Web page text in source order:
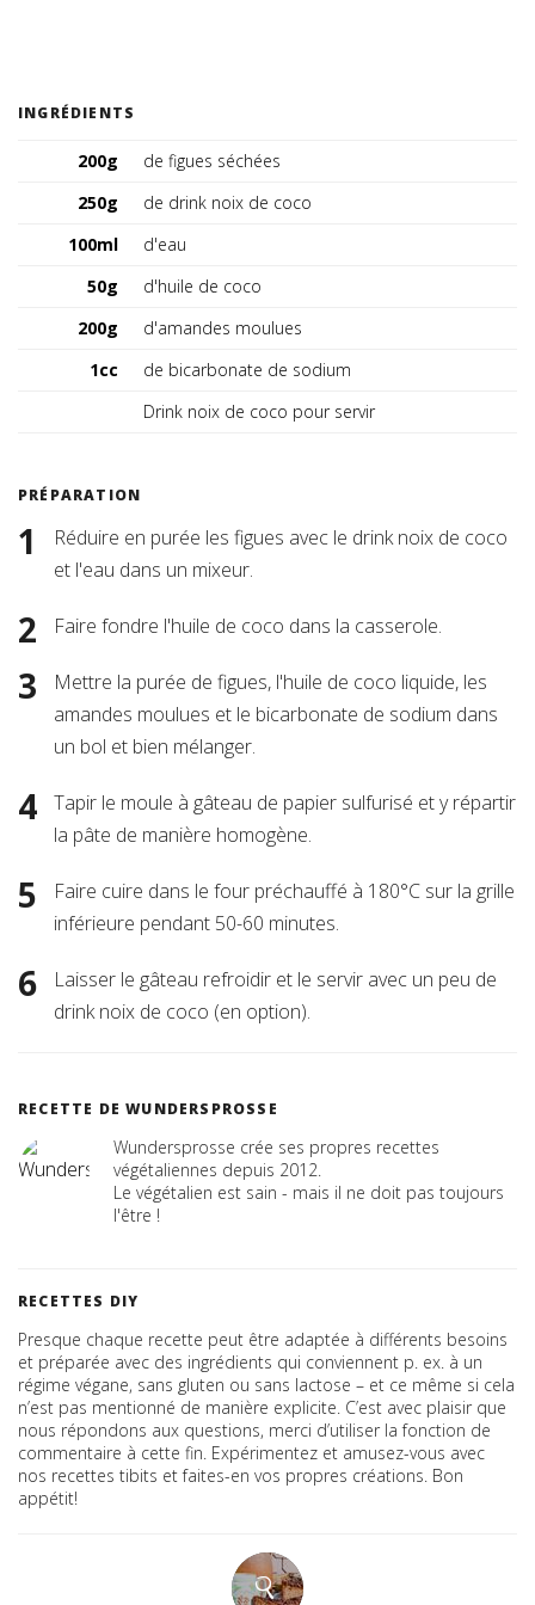
INGRÉDIENTS
200g
de figues séchées
250g
de drink noix de coco
100ml
d'eau
50g
d'huile de coco
200g
d'amandes moulues
1cc
de bicarbonate de sodium
Drink noix de coco pour servir
PRÉPARATION
Réduire en purée les figues avec le drink noix de coco
et l'eau dans un mixeur.
Faire fondre l'huile de coco dans la casserole.
Mettre la purée de figues, l'huile de coco liquide, les
amandes moulues et le bicarbonate de sodium dans
un bol et bien mélanger.
Tapir le moule à gâteau de papier sulfurisé et y répartir
la pâte de manière homogène.
Faire cuire dans le four préchauffé à 180°C sur la grille
inférieure pendant 50-60 minutes.
Laisser le gâteau refroidir et le servir avec un peu de
drink noix de coco (en option).
RECETTE DE WUNDERSPROSSE
Wundersprosse crée ses propres recettes
végétaliennes depuis 2012.
Le végétalien est sain - mais il ne doit pas toujours
l'être !
RECETTES DIY
Presque chaque recette peut être adaptée à différents besoins
et préparée avec des ingrédients qui conviennent p. ex. à un
régime végane, sans gluten ou sans lactose – et ce même si cela
n’est pas mentionné de manière explicite. C’est avec plaisir que
nous répondons aux questions, merci d’utiliser la fonction de
commentaire à cette fin. Expérimentez et amusez-vous avec
nos recettes tibits et faites-en vos propres créations. Bon
appétit!